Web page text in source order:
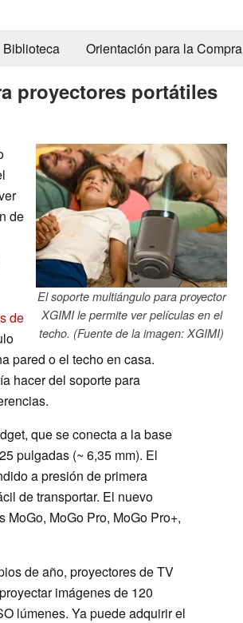
Biblioteca Orientación para la Compra
proyectores portátiles
El soporte multiángulo para proyector
XGIMI le permite ver películas en el
techo. (Fuente de la imagen: XGIMI)
de
de
pared o el techo en casa.
hacer del soporte para
que se conecta a la base
pulgadas (~ 6,35 mm). El
a presión de primera
de transportar. El nuevo
MoGo Pro, MoGo Pro+,
de año, proyectores de TV
imágenes de 120
lúmenes. Ya puede adquirir el